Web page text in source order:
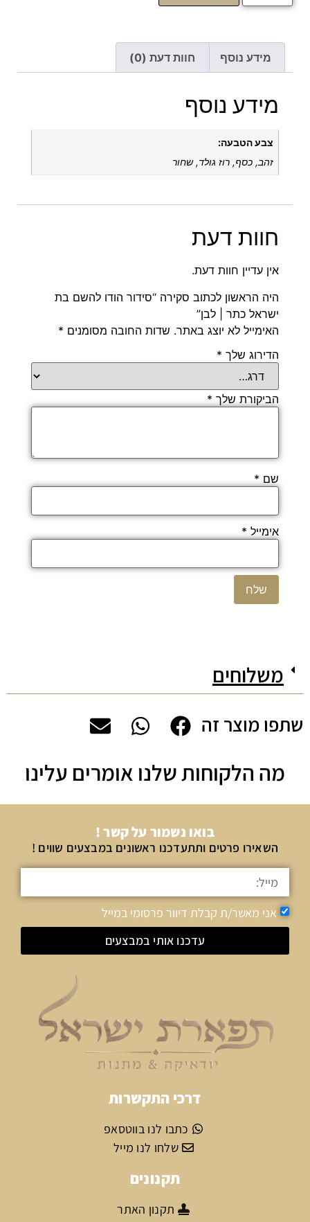
מידע נוסף חוות דעת (0)
מידע נוסף
צבע הטבעה:
זהב, כסף, רוז גולד, שחור
חוות דעת
אין עדיין חוות דעת.
היה הראשון לכתוב סקירה “סידור הודו להשם בת
ישראל כתר | לבן”
האימייל לא יוצג באתר. שדות החובה מסומנים *
הדירוג שלך *
הביקורת שלך *
שם *
אימייל *
משלוחים
שתפו מוצר זה
מה הלקוחות שלנו אומרים עלינו
בואו נשמור על קשר !
השאירו פרטים ותתעדכנו ראשונים במבצעים שווים !
אני מאשר/ת קבלת דיוור פרסומי במייל
עדכנו אותי במבצעים
דרכי התקשרות
כתבו לנו בווטסאפ
שלחו לנו מייל
תקנונים
תקנון האתר